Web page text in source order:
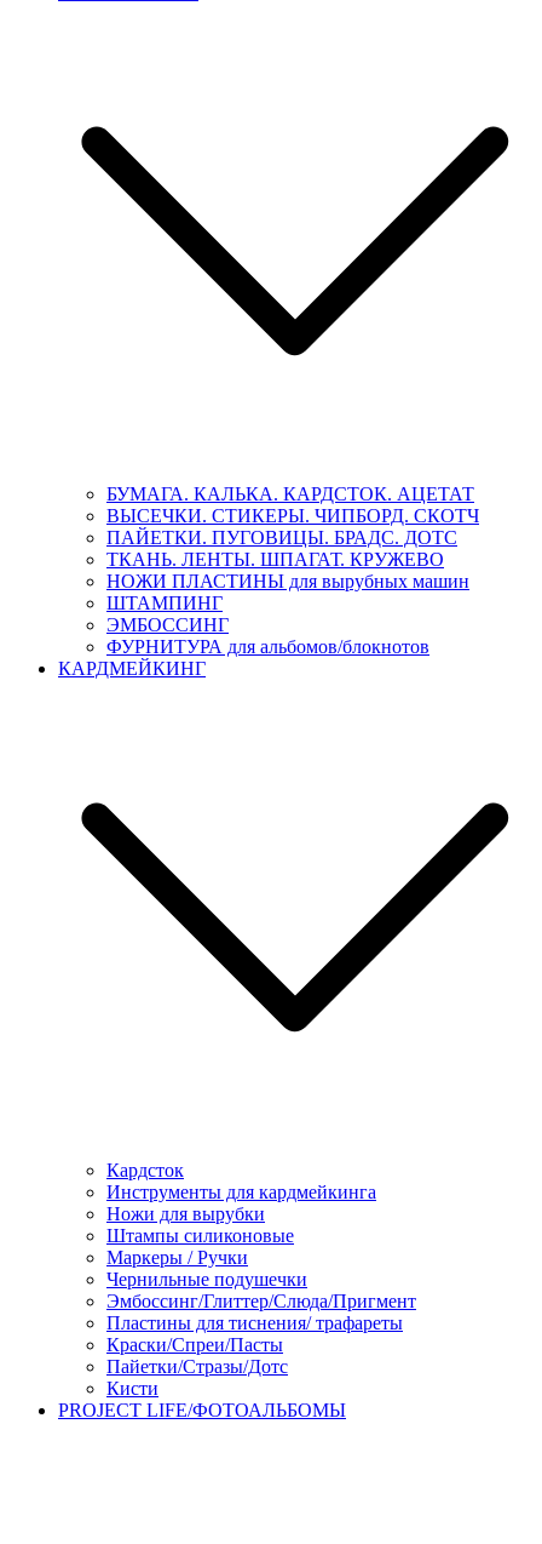
БУМАГА. КАЛЬКА. КАРДСТОК. АЦЕТАТ
ВЫСЕЧКИ. СТИКЕРЫ. ЧИПБОРД. СКОТЧ
ПАЙЕТКИ. ПУГОВИЦЫ. БРАДС. ДОТС
ТКАНЬ. ЛЕНТЫ. ШПАГАТ. КРУЖЕВО
НОЖИ ПЛАСТИНЫ для вырубных машин
ШТАМПИНГ
ЭМБОССИНГ
ФУРНИТУРА для альбомов/блокнотов
КАРДМЕЙКИНГ
Кардсток
Инструменты для кардмейкинга
Ножи для вырубки
Штампы силиконовые
Маркеры / Ручки
Чернильные подушечки
Эмбоссинг/Глиттер/Слюда/Пригмент
Пластины для тиснения/ трафареты
Краски/Спреи/Пасты
Пайетки/Стразы/Дотс
Кисти
PROJECT LIFE/ФОТОАЛЬБОМЫ